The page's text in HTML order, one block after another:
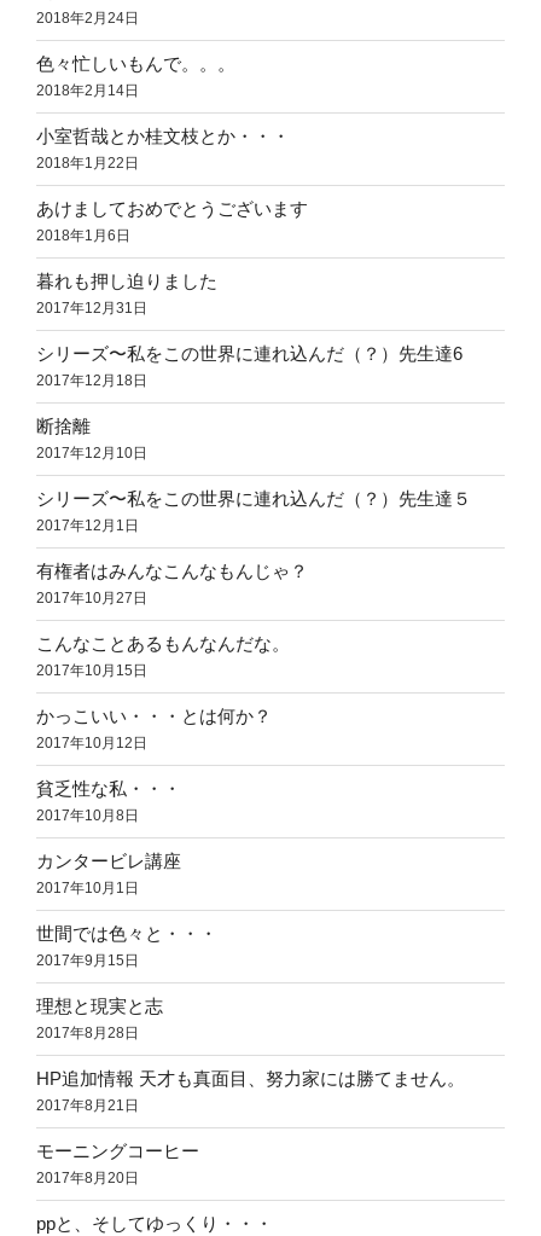
2018年2月24日
色々忙しいもんで。。。
2018年2月14日
小室哲哉とか桂文枝とか・・・
2018年1月22日
あけましておめでとうございます
2018年1月6日
暮れも押し迫りました
2017年12月31日
シリーズ〜私をこの世界に連れ込んだ（？）先生達6
2017年12月18日
断捨離
2017年12月10日
シリーズ〜私をこの世界に連れ込んだ（？）先生達５
2017年12月1日
有権者はみんなこんなもんじゃ？
2017年10月27日
こんなことあるもんなんだな。
2017年10月15日
かっこいい・・・とは何か？
2017年10月12日
貧乏性な私・・・
2017年10月8日
カンタービレ講座
2017年10月1日
世間では色々と・・・
2017年9月15日
理想と現実と志
2017年8月28日
HP追加情報 天才も真面目、努力家には勝てません。
2017年8月21日
モーニングコーヒー
2017年8月20日
ppと、そしてゆっくり・・・